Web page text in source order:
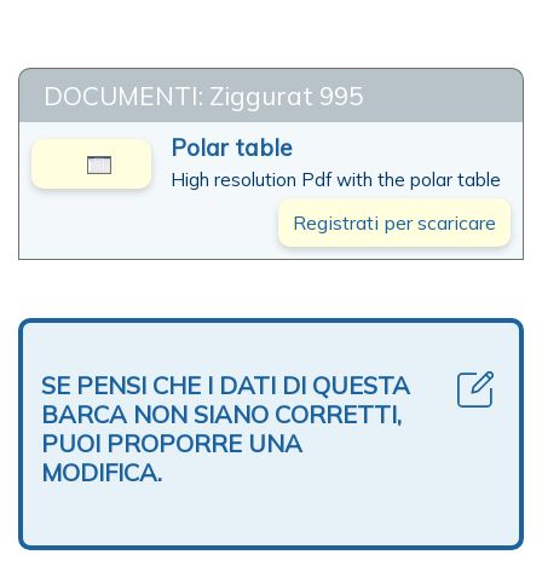
DOCUMENTI: Ziggurat 995
Polar table
High resolution Pdf with the polar table
Registrati per scaricare
SE PENSI CHE I DATI DI QUESTA
BARCA NON SIANO CORRETTI,
PUOI PROPORRE UNA
MODIFICA.